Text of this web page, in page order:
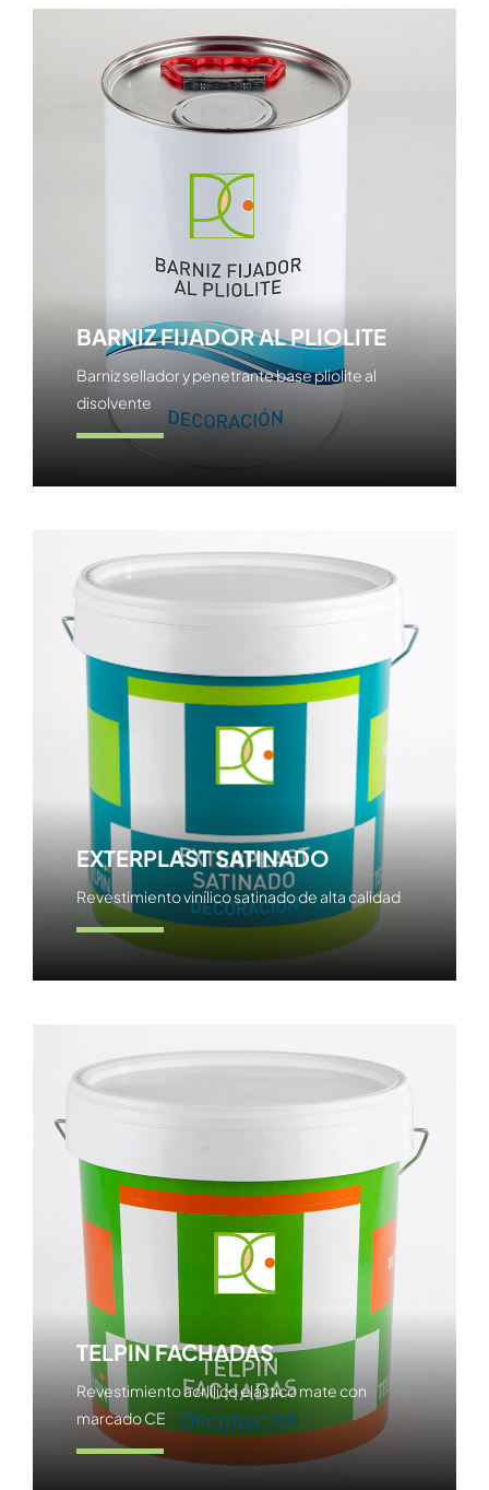
BARNIZ FIJADOR AL PLIOLITE
Barniz sellador y penetrante base pliolite al
disolvente
Ver producto
EXTERPLAST SATINADO
Revestimiento vinílico satinado de alta calidad
Ver producto
TELPIN FACHADAS
Revestimiento acrlílico elástico mate con
marcado CE
Ver producto